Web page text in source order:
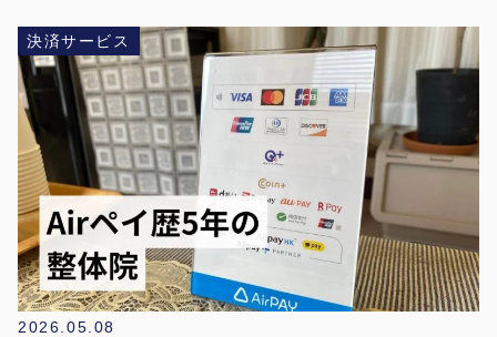
決済サービス
2026.05.08